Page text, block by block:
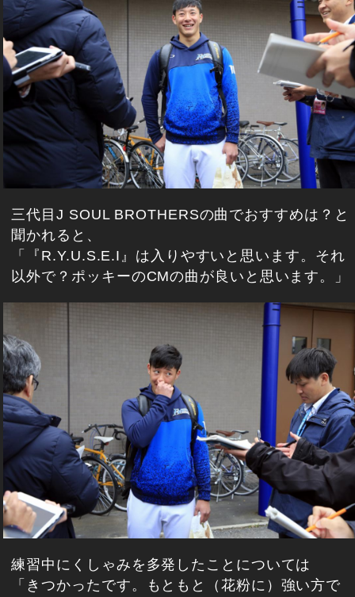
三代目J SOUL BROTHERSの曲でおすすめは？と
聞かれると、
「『R.Y.U.S.E.I』は入りやすいと思います。それ
以外で？ポッキーのCMの曲が良いと思います。」
練習中にくしゃみを多発したことについては
「きつかったです。もともと（花粉に）強い方で